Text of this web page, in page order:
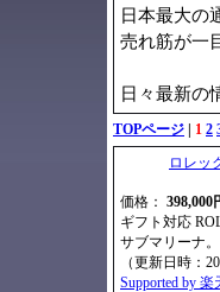
日本最大の
売れ筋が一
日々最新の
TOPページ 1 2
ロレッ
価格： 398,000
ギフト対応
サブマリーナ
（更新日時：
Supported by